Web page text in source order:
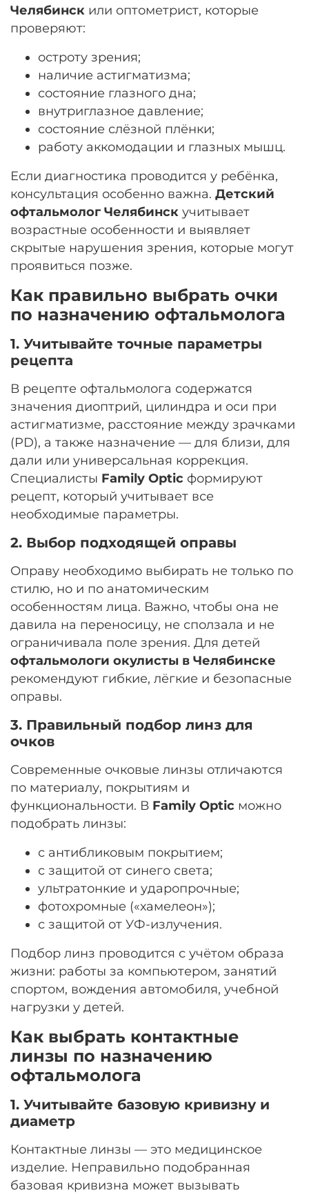
Челябинск или оптометрист, которые
проверяют:
остроту зрения;
наличие астигматизма;
состояние глазного дна;
внутриглазное давление;
состояние слёзной плёнки;
работу аккомодации и глазных мышц.
Если диагностика проводится у ребёнка,
консультация особенно важна. Детский
офтальмолог Челябинск учитывает
возрастные особенности и выявляет
скрытые нарушения зрения, которые могут
проявиться позже.
Как правильно выбрать очки
по назначению офтальмолога
1. Учитывайте точные параметры
рецепта
В рецепте офтальмолога содержатся
значения диоптрий, цилиндра и оси при
астигматизме, расстояние между зрачками
(PD), а также назначение — для близи, для
дали или универсальная коррекция.
Специалисты Family Optic формируют
рецепт, который учитывает все
необходимые параметры.
2. Выбор подходящей оправы
Оправу необходимо выбирать не только по
стилю, но и по анатомическим
особенностям лица. Важно, чтобы она не
давила на переносицу, не сползала и не
ограничивала поле зрения. Для детей
офтальмологи окулисты в Челябинске
рекомендуют гибкие, лёгкие и безопасные
оправы.
3. Правильный подбор линз для
очков
Современные очковые линзы отличаются
по материалу, покрытиям и
функциональности. В Family Optic можно
подобрать линзы:
с антибликовым покрытием;
с защитой от синего света;
ультратонкие и ударопрочные;
фотохромные («хамелеон»);
с защитой от УФ-излучения.
Подбор линз проводится с учётом образа
жизни: работы за компьютером, занятий
спортом, вождения автомобиля, учебной
нагрузки у детей.
Как выбрать контактные
линзы по назначению
офтальмолога
1. Учитывайте базовую кривизну и
диаметр
Контактные линзы — это медицинское
изделие. Неправильно подобранная
базовая кривизна может вызывать